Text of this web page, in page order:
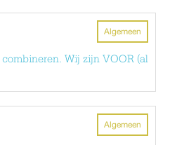
Algemeen
Wij zijn VOOR (al
Algemeen